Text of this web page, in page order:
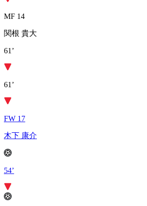
MF 14
関根 貴大
61’
61’
FW 17
木下 康介
54’